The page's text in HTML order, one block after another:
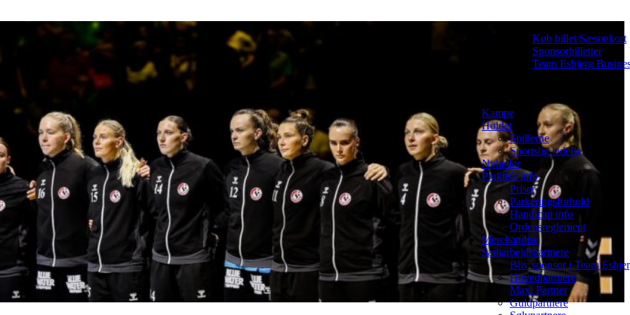
Køb billet/Sæsonkort
Sponsorbilletter
Team Esbjerg
Kampe
Holdet
Spillerne
Sportslig ledelse
Nyheder
Praktisk info
Priser
Parkeringsforhold
Handicap info
Ordensreglement
Merchandise
Samarbejdspartnere
Bliv sponsor i Team
Hovedpartnere
Maxi Partner
Guldpartnere